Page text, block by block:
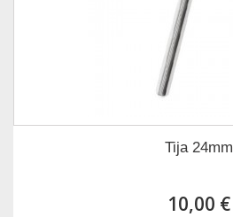
Tija 24mm
10,00 €